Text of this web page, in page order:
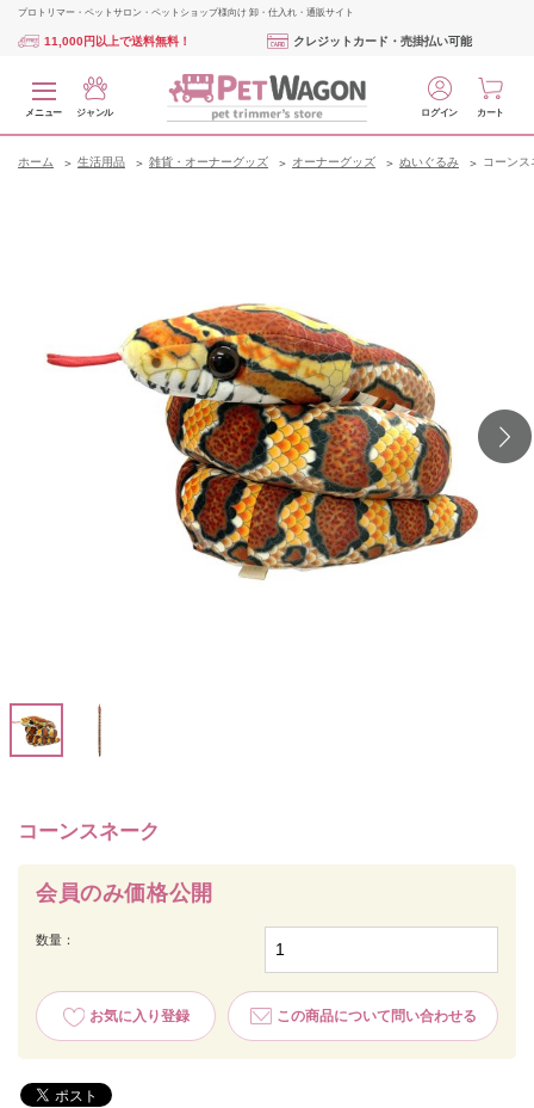
プロトリマー・ペットサロン・ペットショップ様向け 卸・仕入れ・通販サイト
11,000円以上で送料無料！ クレジットカード・売掛払い可能
メニュー ジャンル ログイン カート
ホーム 生活用品 雑貨・オーナーグッズ オーナーグッズ ぬいぐるみ コーンス
コーンスネーク
会員のみ価格公開
数量：
お気に入り登録 この商品について問い合わせる